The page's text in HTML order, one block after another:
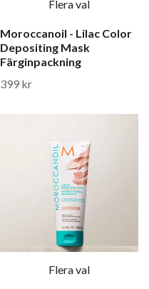
Flera val
Moroccanoil - Lilac Color
Depositing Mask
Färginpackning
399 kr
Flera val